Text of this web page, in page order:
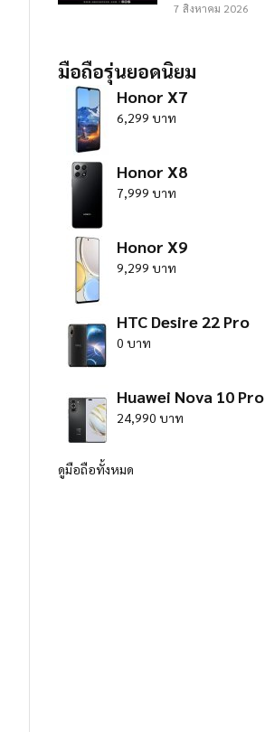
7 สิงหาคม 2026
มือถือรุ่นยอดนิยม
Honor X7
6,299 บาท
Honor X8
7,999 บาท
Honor X9
9,299 บาท
HTC Desire 22 Pro
0 บาท
Huawei Nova 10 Pro
24,990 บาท
ดูมือถือทั้งหมด